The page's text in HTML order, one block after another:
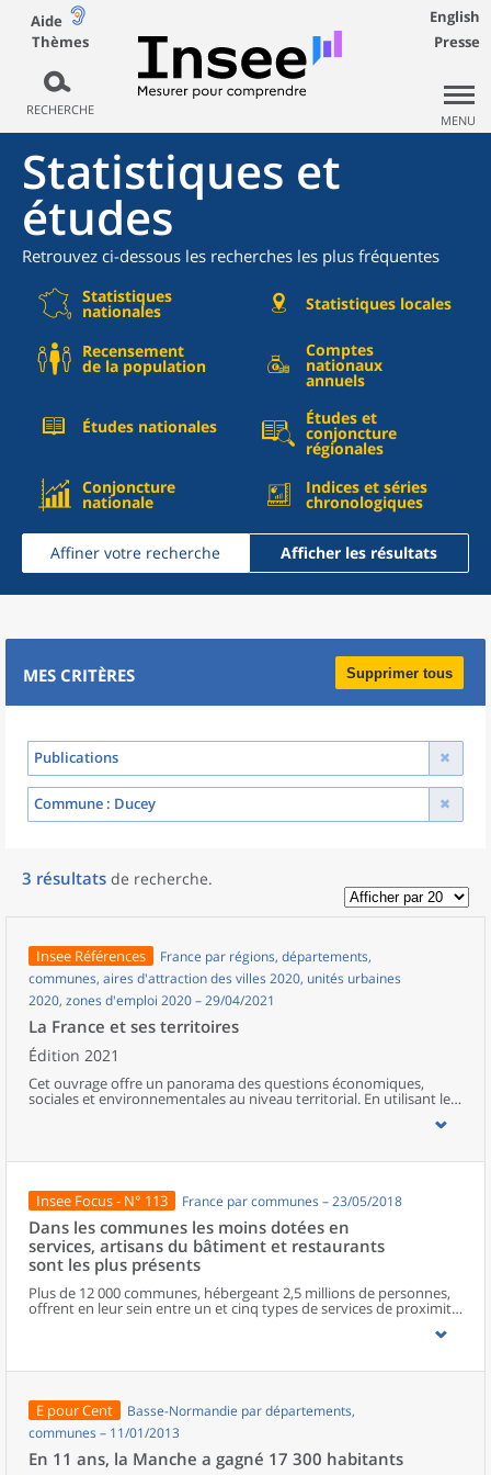
Aide
Thèmes
RECHERCHE
English
Presse
MENU
Statistiques et
études
Retrouvez ci-dessous les recherches les plus fréquentes
Statistiques
nationales Statistiques locales
Recensement
de la population
Comptes
nationaux
annuels
Études nationales Études et
conjoncture
régionales
Conjoncture
nationale
Indices et séries
chronologiques
Affiner votre recherche Afficher les résultats
MES CRITÈRES Supprimer tous
Publications
Commune : Ducey
3 résultats de recherche.
Insee Références
France par régions, départements,
communes, aires d'attraction des villes 2020, unités urbaines
2020, zones d'emploi 2020 – 29/04/2021
La France et ses territoires
Édition 2021
Cet ouvrage offre un panorama des questions économiques,
sociales et environnementales au niveau territorial. En utilisant les
disparités géographiques en France, sur les forces et faiblesses des
population.
Insee Focus - N° 113 France par communes – 23/05/2018
Dans les communes les moins dotées en
services, artisans du bâtiment et restaurants
sont les plus présents
Plus de 12 000 communes, hébergeant 2,5 millions de personnes,
offrent en leur sein entre un et cinq types de services de proximité.
Dans ces communes, les artisans et les restaurants sont les plus
boulangeries ou les supérettes, n’apparaissent de façon
services de proximité. Quant aux services médicaux, ils sont situés
dans des communes bénéficiant d’un nombre d’équipements
encore plus large. Aux communes qui possèdent au moins un
possèdent aucun. Elles abritent 162 000 habitants.
E pour Cent
Basse-Normandie par départements,
communes – 11/01/2013
En 11 ans, la Manche a gagné 17 300 habitants